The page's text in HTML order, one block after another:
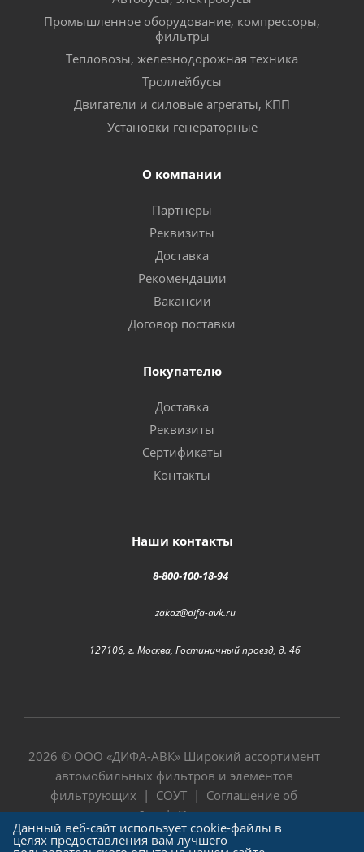
Промышленное оборудование, компрессоры,
фильтры
Тепловозы, железнодорожная техника
Троллейбусы
Двигатели и силовые агрегаты, КПП
Установки генераторные
О компании
Партнеры
Реквизиты
Доставка
Рекомендации
Вакансии
Договор поставки
Покупателю
Доставка
Реквизиты
Сертификаты
Контакты
Наши контакты
8-800-100-18-94
zakaz@difa-avk.ru
127106, г. Москва, Гостиничный проезд, д. 4б
2026 © ООО «ДИФА-АВК» Широкий ассортимент
автомобильных фильтров и элементов
фильтрующих | СОУТ | Соглашение об
использовании сайта|Политика в отношении
обработки персональных данных
Данный веб-сайт использует cookie-файлы в
целях предоставления вам лучшего